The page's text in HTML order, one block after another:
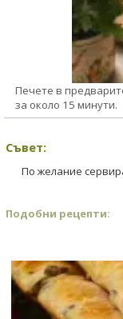
Печете в
за около 15 минути.
Съвет:
По желание
Подобни рецепти: